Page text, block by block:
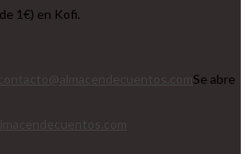
1€) en Kofi.
Se abre